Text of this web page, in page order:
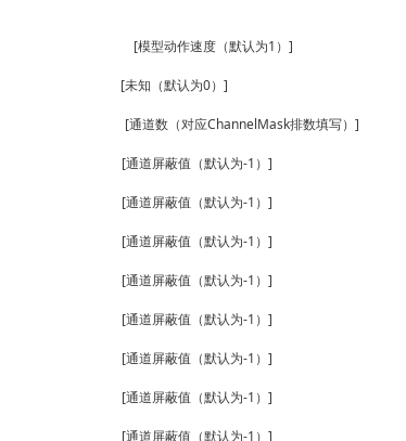
[模型动作速度（默认为1）]
0 [未知（默认为0）]
[通道数（对应ChannelMask排数填写）]
-1 [通道屏蔽值（默认为-1）]
-1 [通道屏蔽值（默认为-1）]
-1 [通道屏蔽值（默认为-1）]
-1 [通道屏蔽值（默认为-1）]
-1 [通道屏蔽值（默认为-1）]
-1 [通道屏蔽值（默认为-1）]
-1 [通道屏蔽值（默认为-1）]
-1 [通道屏蔽值（默认为-1）]